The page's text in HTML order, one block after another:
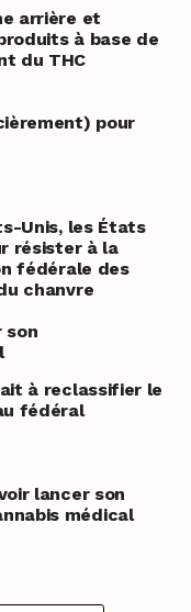
arrière et
à base de
du THC
pour
Unis, les États
résister à la
fédérale des
chanvre
son
à reclassifier le
fédéral
lancer son
médical